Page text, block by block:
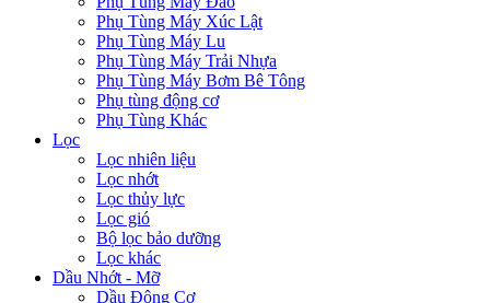
Phụ Tùng Máy Xúc Lật
Phụ Tùng Máy Lu
Phụ Tùng Máy Trải Nhựa
Phụ Tùng Máy Bơm Bê Tông
Phụ tùng động cơ
Phụ Tùng Khác
Lọc
Lọc nhiên liệu
Lọc nhớt
Lọc thủy lực
Lọc gió
Bộ lọc bảo dưỡng
Lọc khác
Dầu Nhớt - Mỡ
Dầu Động Cơ